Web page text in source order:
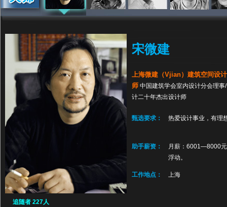
宋微建
上海微建（Vjian）建筑空间设
师 中国建筑学会室内设计分会理
计二十年杰出设计师
甄选要求： 热爱设计事业，有理
助手薪资：
月薪：6001—8000
浮动。
工作地点： 上海
追随者 227人